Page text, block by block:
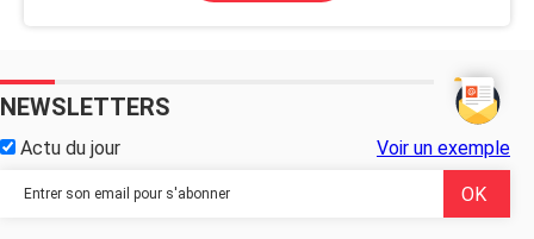
NEWSLETTERS
Actu du jour Voir un exemple